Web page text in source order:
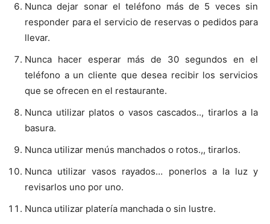
Nunca dejar sonar el teléfono más de 5 veces sin
responder para el servicio de reservas o pedidos para
llevar.
Nunca hacer esperar más de 30 segundos en el
teléfono a un cliente que desea recibir los servicios
que se ofrecen en el restaurante.
Nunca utilizar platos o vasos cascados.., tirarlos a la
basura.
Nunca utilizar menús manchados o rotos.,, tirarlos.
Nunca utilizar vasos rayados… ponerlos a la luz y
revisarlos uno por uno.
Nunca utilizar platería manchada o sin lustre.